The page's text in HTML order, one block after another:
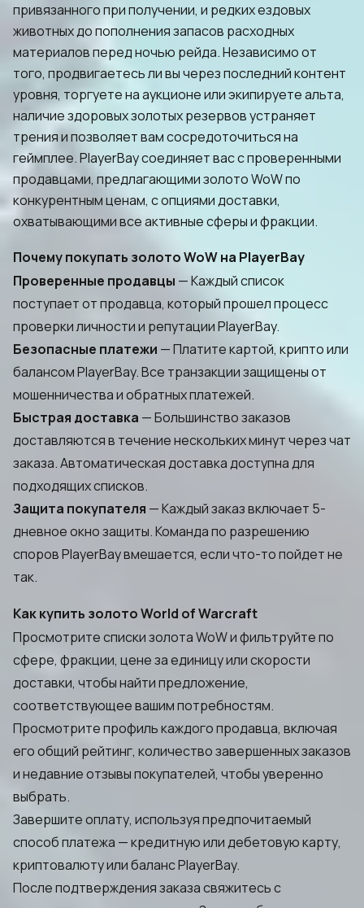
привязанного при получении, и редких ездовых
животных до пополнения запасов расходных
материалов перед ночью рейда. Независимо от
того, продвигаетесь ли вы через последний контент
уровня, торгуете на аукционе или экипируете альта,
наличие здоровых золотых резервов устраняет
трения и позволяет вам сосредоточиться на
геймплее. PlayerBay соединяет вас с проверенными
продавцами, предлагающими золото WoW по
конкурентным ценам, с опциями доставки,
охватывающими все активные сферы и фракции.
Почему покупать золото WoW на PlayerBay
Проверенные продавцы — Каждый список
поступает от продавца, который прошел процесс
проверки личности и репутации PlayerBay.
Безопасные платежи — Платите картой, крипто или
балансом PlayerBay. Все транзакции защищены от
мошенничества и обратных платежей.
Быстрая доставка — Большинство заказов
доставляются в течение нескольких минут через чат
заказа. Автоматическая доставка доступна для
подходящих списков.
Защита покупателя — Каждый заказ включает 5-
дневное окно защиты. Команда по разрешению
споров PlayerBay вмешается, если что-то пойдет не
так.
Как купить золото World of Warcraft
Просмотрите списки золота WoW и фильтруйте по
сфере, фракции, цене за единицу или скорости
доставки, чтобы найти предложение,
соответствующее вашим потребностям.
Просмотрите профиль каждого продавца, включая
его общий рейтинг, количество завершенных заказов
и недавние отзывы покупателей, чтобы уверенно
выбрать.
Завершите оплату, используя предпочитаемый
способ платежа — кредитную или дебетовую карту,
криптовалюту или баланс PlayerBay.
После подтверждения заказа свяжитесь с